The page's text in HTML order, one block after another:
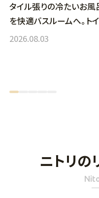
2026.08.03
タイル張りの冷たいお風
を快適バスルームへ。トイ
レ・洗面も一新
ニトリの